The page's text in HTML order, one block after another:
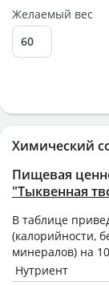
Химический
Пищевая
"Тыквенная
В таблице
(калорийности,
минералов) на
Нутриент
Желаемый вес